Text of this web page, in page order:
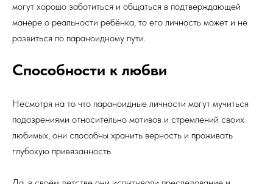
могут хорошо заботиться и общаться в подтверждающей
манере о реальности ребёнка, то его личность может и не
развиться по параноидному пути.
Способности к любви
Несмотря на то что параноидные личности могут мучиться
подозрениями относительно мотивов и стремлений своих
любимых, они способны хранить верность и проживать
глубокую привязанность.